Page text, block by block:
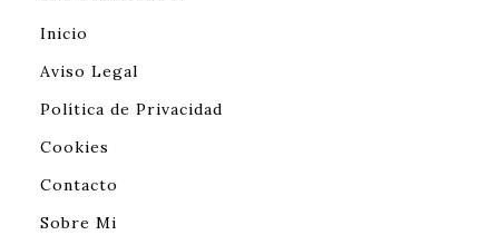
Inicio
Aviso Legal
Política de Privacidad
Cookies
Contacto
Sobre Mi